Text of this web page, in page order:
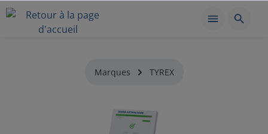
Marques TYREX